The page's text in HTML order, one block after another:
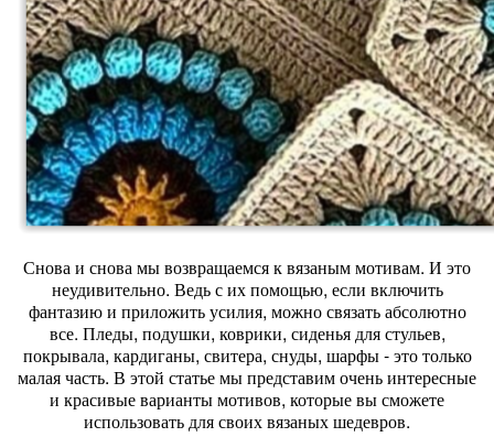
Снова и снова мы возвращаемся к вязаным мотивам. И это
неудивительно. Ведь с их помощью, если включить
фантазию и приложить усилия, можно связать абсолютно
все. Пледы, подушки, коврики, сиденья для стульев,
покрывала, кардиганы, свитера, снуды, шарфы - это только
малая часть. В этой статье мы представим очень интересные
и красивые варианты мотивов, которые вы сможете
использовать для своих вязаных шедевров.